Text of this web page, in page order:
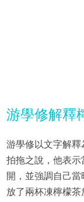
游學修解釋
游學修以文字解
拍拖之說，他表
開，並強調自己
放了兩杯凍檸檬茶